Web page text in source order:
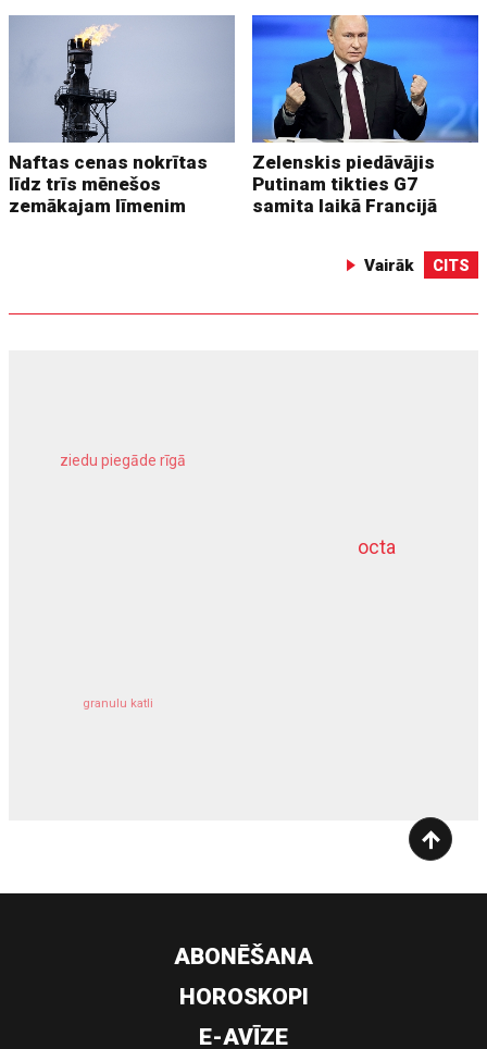
Naftas cenas nokrītas
līdz trīs mēnešos
zemākajam līmenim
Zelenskis piedāvājis
Putinam tikties G7
samita laikā Francijā
Vairāk CITS
octa
ziedu piegāde rīgā
granulu katli
dziļurbums
ABONĒŠANA
HOROSKOPI
E-AVĪZE